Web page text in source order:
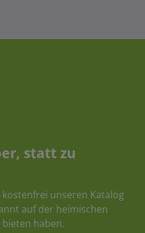
statt zu
unseren Katalog
auf der heimischen
bieten haben.